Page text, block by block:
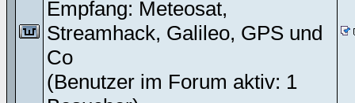
Empfang: Meteosat,
Streamhack, Galileo, GPS und
Co
(Benutzer im Forum aktiv: 1